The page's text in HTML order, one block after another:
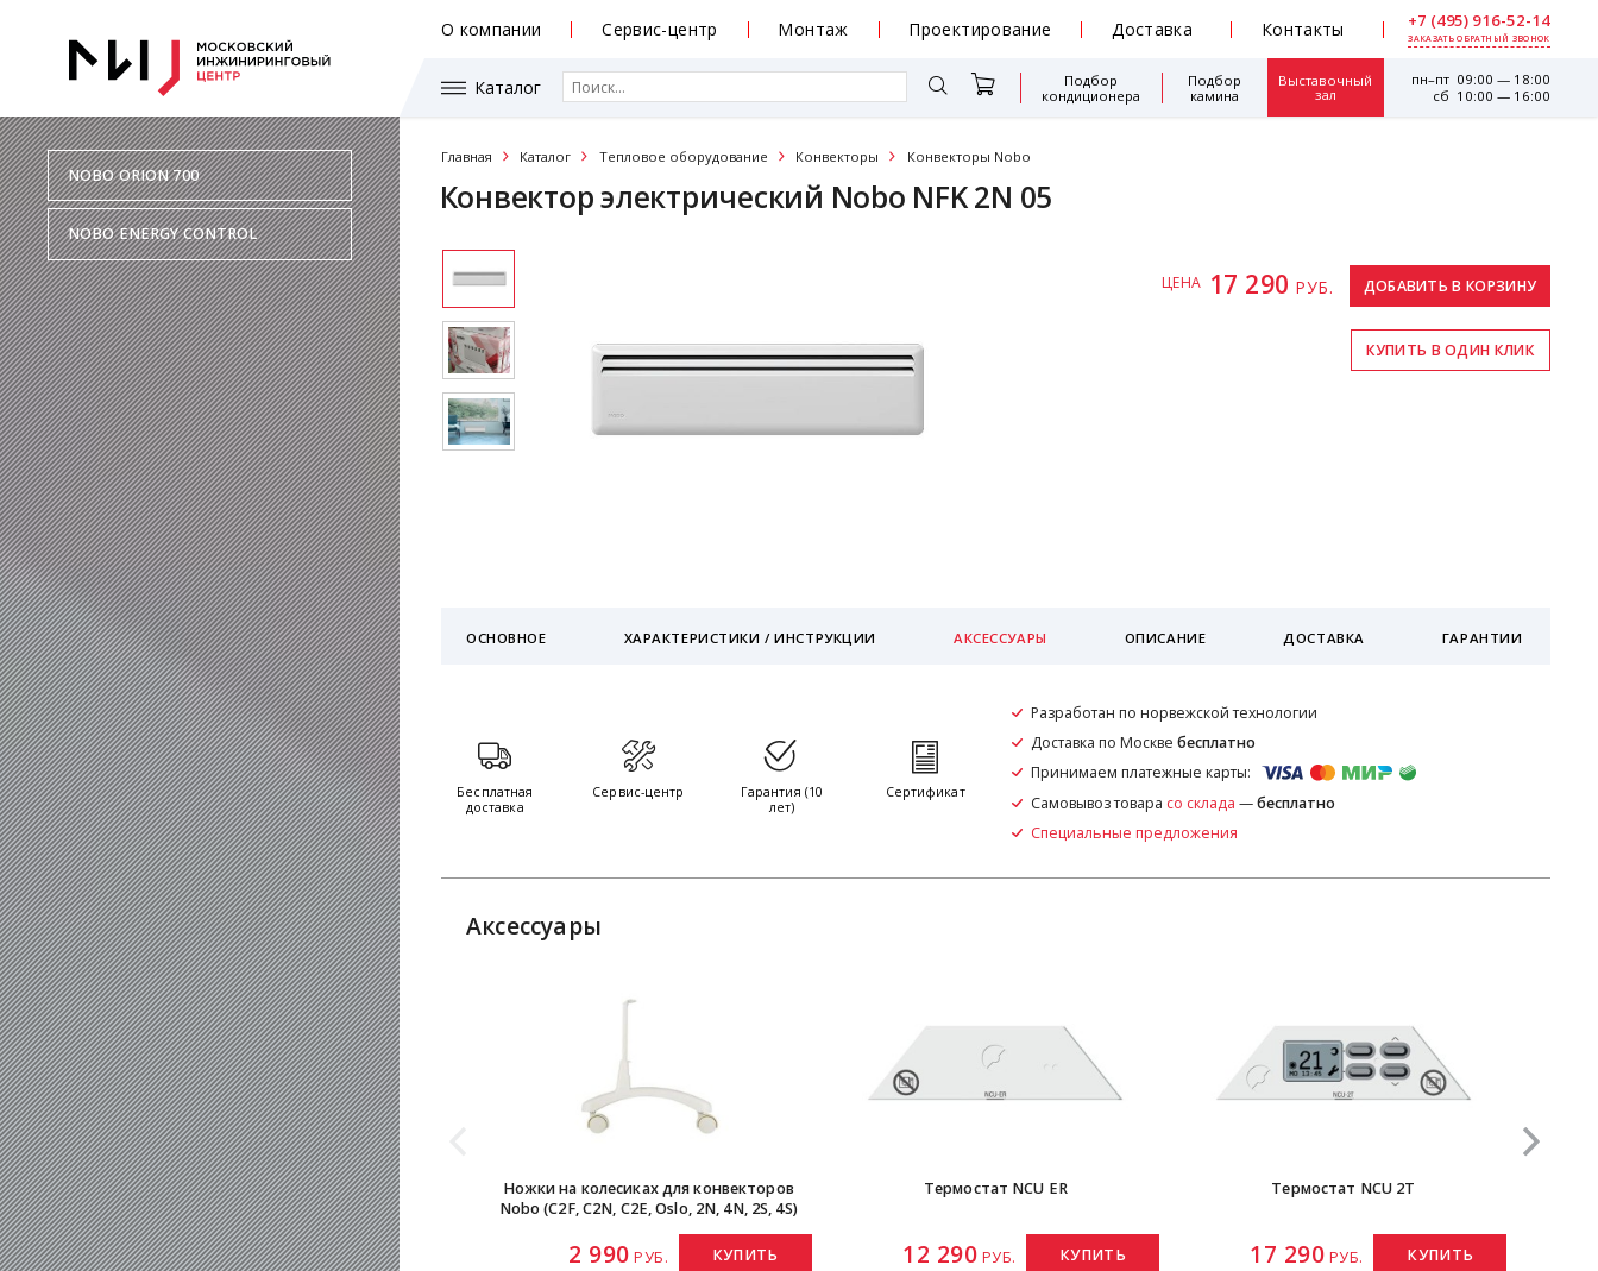
О компании Сервис-центр Монтаж Проектирование Доставка Контакты +7 (495) 916-52-14
ЗАКАЗАТЬ ОБРАТНЫЙ ЗВОНОК
Каталог
Подбор
кондиционера
Подбор
камина
Выставочный
зал
пн–пт 09:00 — 18:00
сб 10:00 — 16:00
NOBO ORION 700
NOBO ENERGY CONTROL
Главная Каталог Тепловое оборудование Конвекторы Конвекторы Nobo
Конвектор электрический Nobo NFK 2N 05
ЦЕНА 17 290 РУБ.
ОСНОВНОЕ ХАРАКТЕРИСТИКИ / ИНСТРУКЦИИ АКСЕССУАРЫ ОПИСАНИЕ ДОСТАВКА ГАРАНТИИ
Бесплатная
доставка
Сервис-центр
Гарантия (10
лет)
Сертификат
Разработан по норвежской технологии
Доставка по Москве бесплатно
Принимаем платежные карты:
Самовывоз товара со склада —бесплатно
Специальные предложения
Аксессуары
Ножки на колесиках для конвекторов
Nobo (C2F, C2N, C2E, Oslo, 2N, 4N, 2S, 4S)
2 990 РУБ. КУПИТЬ
Термостат NCU ER
12 290 РУБ. КУПИТЬ
Термостат NCU 2T
17 290 РУБ. КУПИТЬ